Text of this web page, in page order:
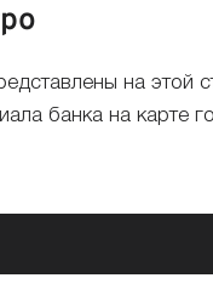
на этой
банка на карте